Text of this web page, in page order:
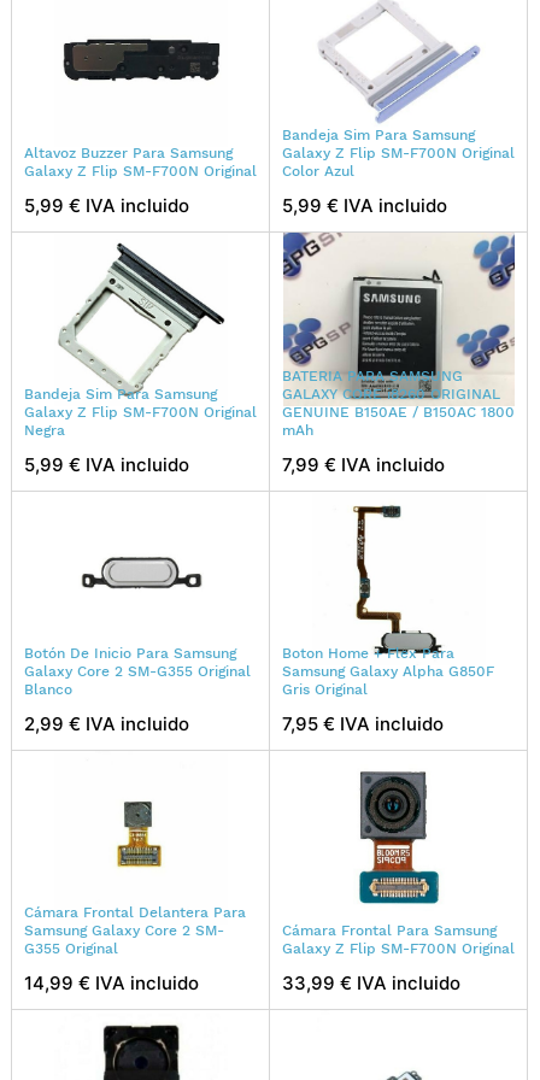
Altavoz Buzzer Para Samsung
Galaxy Z Flip SM-F700N Original
5,99 € IVA incluido
Bandeja Sim Para Samsung
Galaxy Z Flip SM-F700N Original
Color Azul
5,99 € IVA incluido
Bandeja Sim Para Samsung
Galaxy Z Flip SM-F700N Original
Negra
5,99 € IVA incluido
BATERIA PARA SAMSUNG
GALAXY CORE i8260 ORIGINAL
GENUINE B150AE / B150AC 1800
mAh
7,99 € IVA incluido
Botón De Inicio Para Samsung
Galaxy Core 2 SM-G355 Original
Blanco
2,99 € IVA incluido
Boton Home + Flex Para
Samsung Galaxy Alpha G850F
Gris Original
7,95 € IVA incluido
Cámara Frontal Delantera Para
Samsung Galaxy Core 2 SM-
G355 Original
14,99 € IVA incluido
Cámara Frontal Para Samsung
Galaxy Z Flip SM-F700N Original
33,99 € IVA incluido